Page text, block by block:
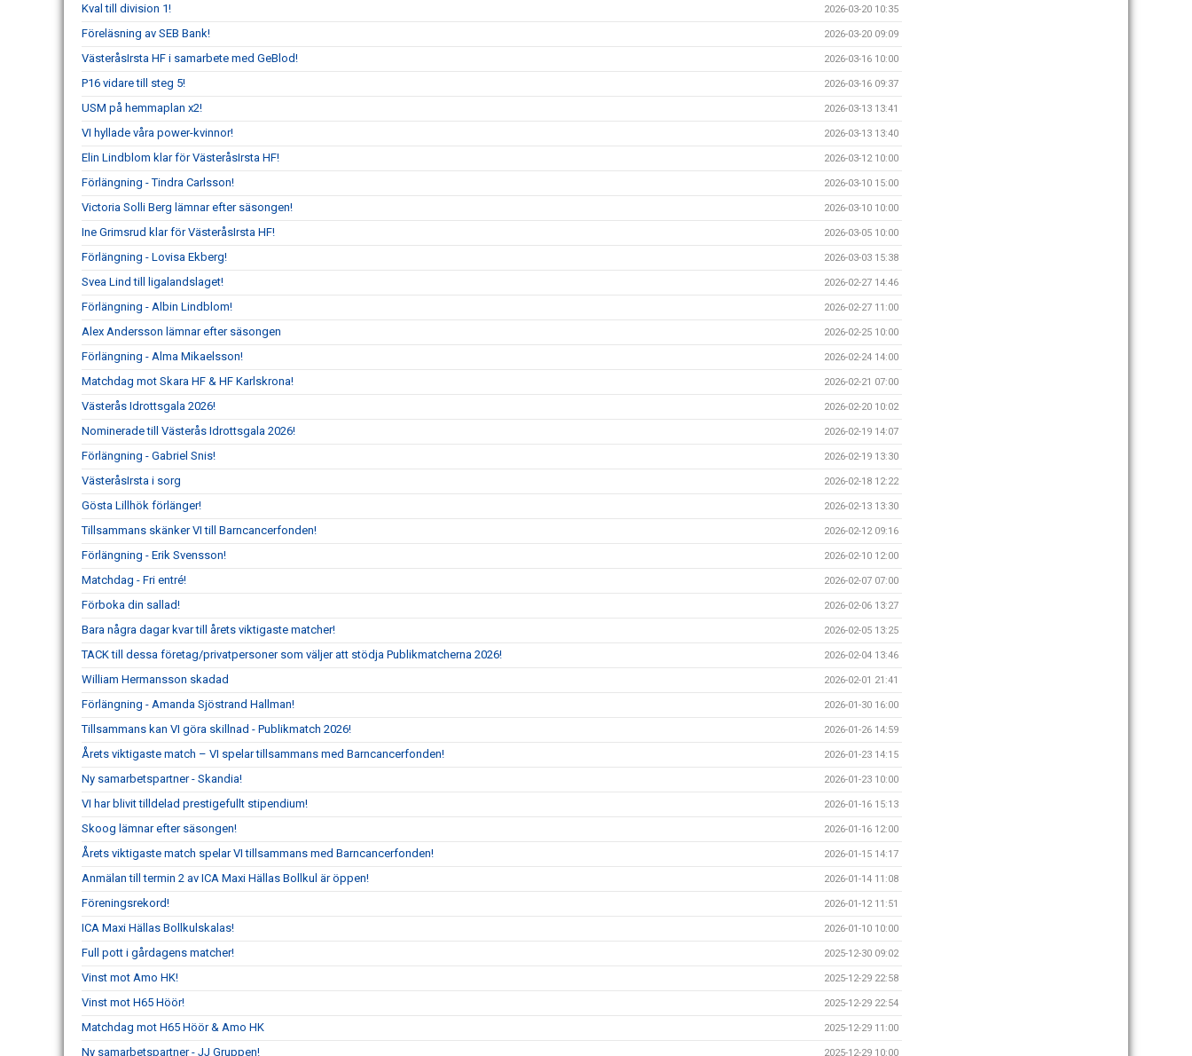
Kval till division 1! 2026-03-20 10:35
Föreläsning av SEB Bank! 2026-03-20 09:09
VästeråsIrsta HF i samarbete med GeBlod! 2026-03-16 10:00
P16 vidare till steg 5! 2026-03-16 09:37
USM på hemmaplan x2! 2026-03-13 13:41
VI hyllade våra power-kvinnor! 2026-03-13 13:40
Elin Lindblom klar för VästeråsIrsta HF! 2026-03-12 10:00
Förlängning - Tindra Carlsson! 2026-03-10 15:00
Victoria Solli Berg lämnar efter säsongen! 2026-03-10 10:00
Ine Grimsrud klar för VästeråsIrsta HF! 2026-03-05 10:00
Förlängning - Lovisa Ekberg! 2026-03-03 15:38
Svea Lind till ligalandslaget! 2026-02-27 14:46
Förlängning - Albin Lindblom! 2026-02-27 11:00
Alex Andersson lämnar efter säsongen 2026-02-25 10:00
Förlängning - Alma Mikaelsson! 2026-02-24 14:00
Matchdag mot Skara HF & HF Karlskrona! 2026-02-21 07:00
Västerås Idrottsgala 2026! 2026-02-20 10:02
Nominerade till Västerås Idrottsgala 2026! 2026-02-19 14:07
Förlängning - Gabriel Snis! 2026-02-19 13:30
VästeråsIrsta i sorg 2026-02-18 12:22
Gösta Lillhök förlänger! 2026-02-13 13:30
Tillsammans skänker VI till Barncancerfonden! 2026-02-12 09:16
Förlängning - Erik Svensson! 2026-02-10 12:00
Matchdag - Fri entré! 2026-02-07 07:00
Förboka din sallad! 2026-02-06 13:27
Bara några dagar kvar till årets viktigaste matcher! 2026-02-05 13:25
TACK till dessa företag/privatpersoner som väljer att stödja Publikmatcherna 2026! 2026-02-04 13:46
William Hermansson skadad 2026-02-01 21:41
Förlängning - Amanda Sjöstrand Hallman! 2026-01-30 16:00
Tillsammans kan VI göra skillnad - Publikmatch 2026! 2026-01-26 14:59
Årets viktigaste match – VI spelar tillsammans med Barncancerfonden! 2026-01-23 14:15
Ny samarbetspartner - Skandia! 2026-01-23 10:00
VI har blivit tilldelad prestigefullt stipendium! 2026-01-16 15:13
Skoog lämnar efter säsongen! 2026-01-16 12:00
Årets viktigaste match spelar VI tillsammans med Barncancerfonden! 2026-01-15 14:17
Anmälan till termin 2 av ICA Maxi Hällas Bollkul är öppen! 2026-01-14 11:08
Föreningsrekord! 2026-01-12 11:51
ICA Maxi Hällas Bollkulskalas! 2026-01-10 10:00
Full pott i gårdagens matcher! 2025-12-30 09:02
Vinst mot Amo HK! 2025-12-29 22:58
Vinst mot H65 Höör! 2025-12-29 22:54
Matchdag mot H65 Höör & Amo HK 2025-12-29 11:00
Ny samarbetspartner - JJ Gruppen! 2025-12-29 10:00